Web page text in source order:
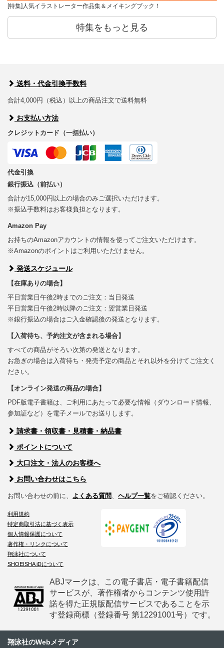
[特集]人気イラストレーター作品集＆メイキングブック！
特集をもっと見る
送料・代金引換手数料
合計4,000円（税込）以上の商品注文で送料無料
お支払い方法
クレジットカード（一括払い）
代金引換
銀行振込（前払い）
合計が15,000円以上の場合のみご選択いただけます。
※振込手数料はお客様負担となります。
Amazon Pay
お持ちのAmazonアカウントの情報を使ってご注文いただけます。
※Amazonのポイントはご利用いただけません。
発送スケジュール
【在庫ありの場合】
平日営業日午後2時までのご注文：当日発送
平日営業日午後2時以降のご注文：翌営業日発送
※銀行振込の場合はご入金確認後の発送となります。
【入荷待ち、予約注文が含まれる場合】
すべての商品がそろい次第の発送となります。
お急ぎの場合は入荷待ち・発売予定の商品とそれ以外を分けてご注文く
ださい。
【オンライン発送の商品の場合】
PDF版電子書籍は、ご利用にあたって必要な情報（ダウンロード情報、
参加証など）を電子メールでお送りします。
請求書・領収書・見積書・納品書
ポイントについて
大口注文・法人のお客様へ
お問い合わせはこちら
お問い合わせの前に、 よくある質問 ヘルプ一覧をご確認ください。
利用規約
特定商取引法に基づく表示
個人情報保護について
著作権・リンクについて
翔泳社について
SHOEISHA iDについて
ABJマークは、この電子書店・電子書籍配信
サービスが、著作権者からコンテンツ使用許
諾を得た正規版配信サービスであることを示
す登録商標（登録番号 第12291001号）です。
翔泳社のWebメディア